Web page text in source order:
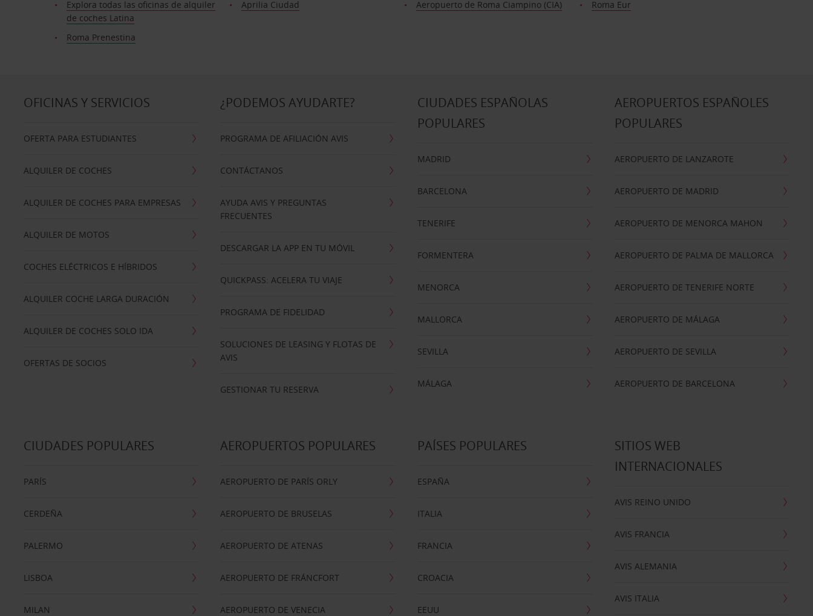
Explora todas las oficinas de alquiler
de coches Latina
Aprilia Ciudad Aeropuerto de Roma Ciampino (CIA) Roma Eur
Roma Prenestina
OFICINAS Y SERVICIOS
OFERTA PARA ESTUDIANTES
ALQUILER DE COCHES
ALQUILER DE COCHES PARA EMPRESAS
ALQUILER DE MOTOS
COCHES ELÉCTRICOS E HÍBRIDOS
ALQUILER COCHE LARGA DURACIÓN
ALQUILER DE COCHES SOLO IDA
OFERTAS DE SOCIOS
¿PODEMOS AYUDARTE?
PROGRAMA DE AFILIACIÓN AVIS
CONTÁCTANOS
AYUDA AVIS Y PREGUNTAS
FRECUENTES
DESCARGAR LA APP EN TU MÓVIL
QUICKPASS: ACELERA TU VIAJE
PROGRAMA DE FIDELIDAD
SOLUCIONES DE LEASING Y FLOTAS DE
AVIS
GESTIONAR TU RESERVA
CIUDADES ESPAÑOLAS
POPULARES
MADRID
BARCELONA
TENERIFE
FORMENTERA
MENORCA
MALLORCA
SEVILLA
MÁLAGA
AEROPUERTOS ESPAÑOLES
POPULARES
AEROPUERTO DE LANZAROTE
AEROPUERTO DE MADRID
AEROPUERTO DE MENORCA MAHON
AEROPUERTO DE PALMA DE MALLORCA
AEROPUERTO DE TENERIFE NORTE
AEROPUERTO DE MÁLAGA
AEROPUERTO DE SEVILLA
AEROPUERTO DE BARCELONA
CIUDADES POPULARES
PARÍS
CERDEÑA
PALERMO
LISBOA
MILAN
AEROPUERTOS POPULARES
AEROPUERTO DE PARÍS ORLY
AEROPUERTO DE BRUSELAS
AEROPUERTO DE ATENAS
AEROPUERTO DE FRÁNCFORT
AEROPUERTO DE VENECIA
PAÍSES POPULARES
ESPAÑA
ITALIA
FRANCIA
CROACIA
EEUU
SITIOS WEB
INTERNACIONALES
AVIS REINO UNIDO
AVIS FRANCIA
AVIS ALEMANIA
AVIS ITALIA